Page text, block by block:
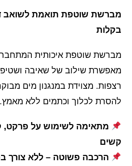
מברשת שוטפת תואמת לשואב
בקלות
מברשת שוטפת איכותית המתחברת
מאפשרת שילוב של שאיבה
רצפות. מצוידת במנגנון מים
להסרת לכלוך וכתמים ללא מאמץ.
מתאימה לשימוש על פרקט,
קשים
הרכבה פשוטה – ללא צורך